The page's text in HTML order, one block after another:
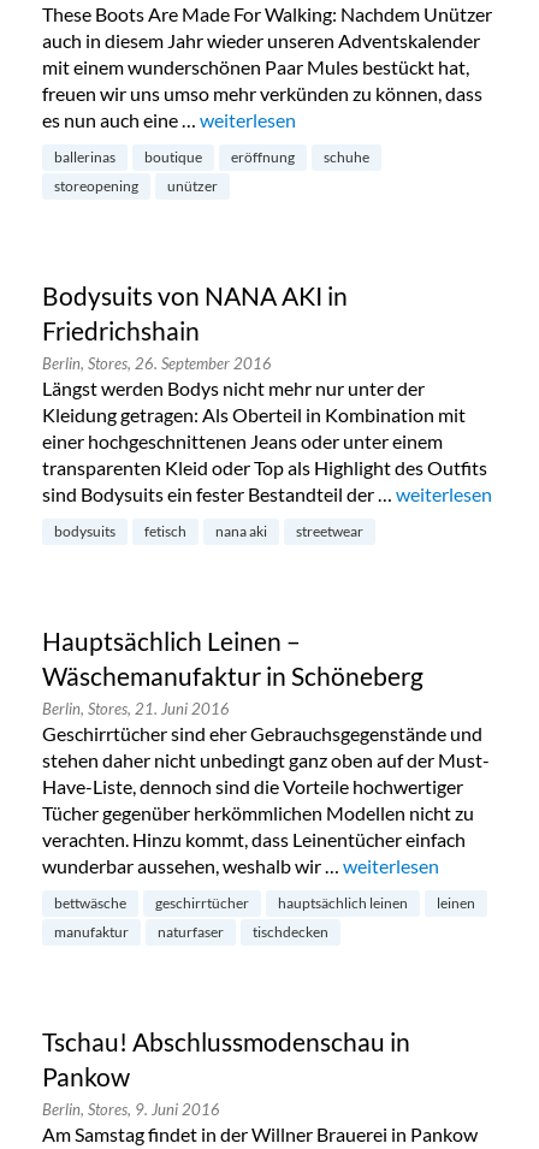
These Boots Are Made For Walking: Nachdem Unützer
auch in diesem Jahr wieder unseren Adventskalender
mit einem wunderschönen Paar Mules bestückt hat,
freuen wir uns umso mehr verkünden zu können, dass
es nun auch eine … „Neue Unützer Schuhboutique für Berlin“
weiterlesen
ballerinas boutique eröffnung
schuhe
storeopening
unützer
Bodysuits von NANA AKI in
Friedrichshain
Berlin, Stores, 26. September 2016
Längst werden Bodys nicht mehr nur unter der
Kleidung getragen: Als Oberteil in Kombination mit
einer hochgeschnittenen Jeans oder unter einem
transparenten Kleid oder Top als Highlight des Outfits
sind Bodysuits ein fester Bestandteil der … „Bodysuits von
weiterlesen
bodysuits fetisch nana aki streetwear
Hauptsächlich Leinen –
Wäschemanufaktur in Schöneberg
Berlin, Stores, 21. Juni 2016
Geschirrtücher sind eher Gebrauchsgegenstände und
stehen daher nicht unbedingt ganz oben auf der Must-
Have-Liste, dennoch sind die Vorteile hochwertiger
Tücher gegenüber herkömmlichen Modellen nicht zu
verachten. Hinzu kommt, dass Leinentücher einfach
wunderbar aussehen, weshalb wir … „Hauptsächlich Leinen
weiterlesen
bettwäsche geschirrtücher hauptsächlich leinen
leinen
manufaktur
naturfaser tischdecken
Tschau! Abschlussmodenschau in
Pankow
Berlin, Stores, 9. Juni 2016
Am Samstag findet in der Willner Brauerei in Pankow